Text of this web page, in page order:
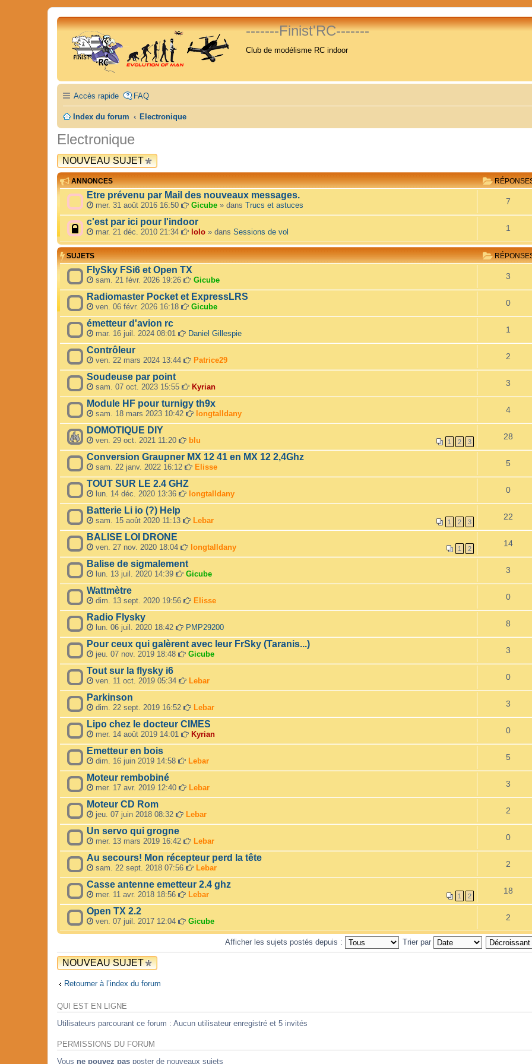
-------Finist'RC-------
Club de modélisme RC indoor
Accès rapide FAQ
Index du forum Electronique
Electronique
NOUVEAU SUJET
ANNONCES
Etre prévenu par Mail des nouveaux messages.
mer. 31 août 2016 16:50 Gicube » dans Trucs et astuces 7
c'est par ici pour l'indoor
mar. 21 déc. 2010 21:34 lolo » dans Sessions de vol 1
SUJETS
FlySky FSi6 et Open TX
sam. 21 févr. 2026 19:26 Gicube 3
Radiomaster Pocket et ExpressLRS
ven. 06 févr. 2026 16:18 Gicube 0
émetteur d'avion rc
mar. 16 juil. 2024 08:01 Daniel Gillespie 1
Contrôleur
ven. 22 mars 2024 13:44 Patrice29 2
Soudeuse par point
sam. 07 oct. 2023 15:55 Kyrian 3
Module HF pour turnigy th9x
sam. 18 mars 2023 10:42 longtalldany 4
DOMOTIQUE DIY
1 2 3
ven. 29 oct. 2021 11:20 blu 28
Conversion Graupner MX 12 41 en MX 12 2,4Ghz
sam. 22 janv. 2022 16:12 Elisse 5
TOUT SUR LE 2.4 GHZ
lun. 14 déc. 2020 13:36 longtalldany 0
Batterie Li io (?) Help
1 2 3
sam. 15 août 2020 11:13 Lebar 22
BALISE LOI DRONE
1 2
ven. 27 nov. 2020 18:04 longtalldany 14
Balise de sigmalement
lun. 13 juil. 2020 14:39 Gicube 3
Wattmètre
dim. 13 sept. 2020 19:56 Elisse 0
Radio Flysky
lun. 06 juil. 2020 18:42 PMP29200 8
Pour ceux qui galèrent avec leur FrSky (Taranis...)
jeu. 07 nov. 2019 18:48 Gicube 3
Tout sur la flysky i6
ven. 11 oct. 2019 05:34 Lebar 0
Parkinson
dim. 22 sept. 2019 16:52 Lebar 3
Lipo chez le docteur CIMES
mer. 14 août 2019 14:01 Kyrian 0
Emetteur en bois
dim. 16 juin 2019 14:58 Lebar 5
Moteur rembobiné
mer. 17 avr. 2019 12:40 Lebar 3
Moteur CD Rom
jeu. 07 juin 2018 08:32 Lebar 2
Un servo qui grogne
mer. 13 mars 2019 16:42 Lebar 0
Au secours! Mon récepteur perd la tête
sam. 22 sept. 2018 07:56 Lebar 2
Casse antenne emetteur 2.4 ghz
1 2
mer. 11 avr. 2018 18:56 Lebar 18
Open TX 2.2
ven. 07 juil. 2017 12:04 Gicube 2
Afficher les sujets postés depuis : Trier par
NOUVEAU SUJET
Retourner à l’index du forum
QUI EST EN LIGNE
Utilisateurs parcourant ce forum : Aucun utilisateur enregistré et 5 invités
PERMISSIONS DU FORUM
Vous ne pouvez pas poster de nouveaux sujets